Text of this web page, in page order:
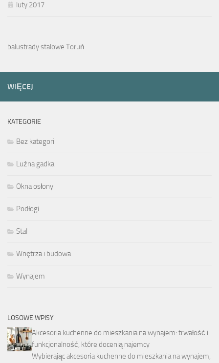
luty 2017
balustrady stalowe Toruń
WIĘCEJ
KATEGORIE
Bez kategorii
Luźna gadka
Okna osłony
Podłogi
Stal
Wnętrza i budowa
Wynajem
LOSOWE WPISY
Akcesoria kuchenne do mieszkania na wynajem: trwałość i
funkcjonalność, które docenią najemcy
Wybierając akcesoria kuchenne do mieszkania na wynajem,